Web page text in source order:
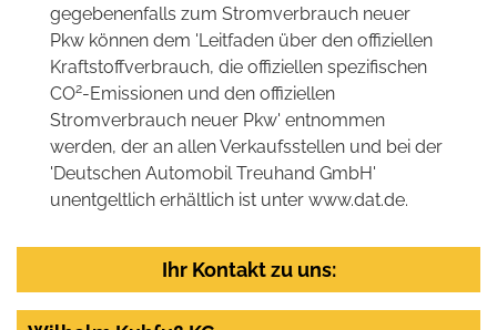
gegebenenfalls zum Stromverbrauch neuer
Pkw können dem 'Leitfaden über den offiziellen
Kraftstoffverbrauch, die offiziellen spezifischen
CO2-Emissionen und den offiziellen
Stromverbrauch neuer Pkw' entnommen
werden, der an allen Verkaufsstellen und bei der
'Deutschen Automobil Treuhand GmbH'
unentgeltlich erhältlich ist unter www.dat.de.
Ihr Kontakt zu uns: